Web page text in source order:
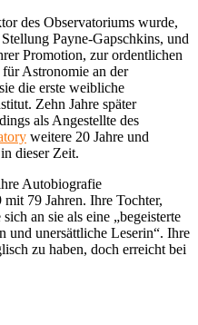
des Observatoriums wurde,
Payne-Gapschkins, und
Promotion, zur ordentlichen
Astronomie an der
die erste weibliche
Zehn Jahre später
als Angestellte des
weitere 20 Jahre und
dieser Zeit.
Autobiografie
mit 79 Jahren. Ihre Tochter,
an sie als eine „begeisterte
und unersättliche Leserin“. Ihre
zu haben, doch erreicht bei